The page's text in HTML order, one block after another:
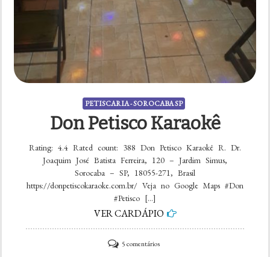
PETISCARIA - SOROCABA SP
Don Petisco Karaokê
Rating: 4.4 Rated count: 388 Don Petisco Karaokê R. Dr.
Joaquim José Batista Ferreira, 120 – Jardim Simus,
Sorocaba – SP, 18055-271, Brasil
https://donpetiscokaraoke.com.br/ Veja no Google Maps #Don
#Petisco […]
VER CARDÁPIO
5 comentáriosem